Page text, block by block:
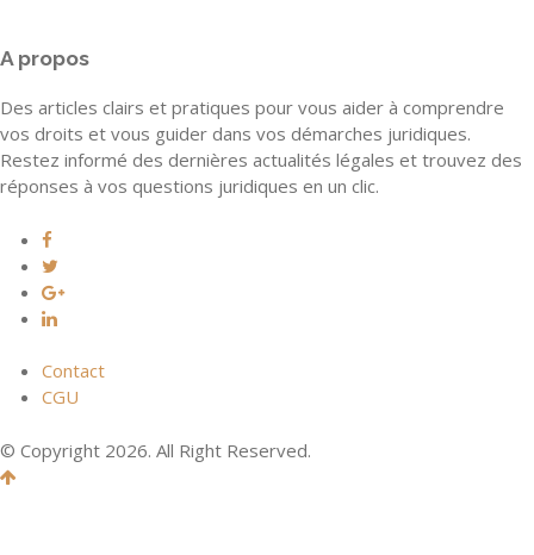
A propos
Des articles clairs et pratiques pour vous aider à comprendre
vos droits et vous guider dans vos démarches juridiques.
Restez informé des dernières actualités légales et trouvez des
réponses à vos questions juridiques en un clic.
Contact
CGU
© Copyright 2026. All Right Reserved.